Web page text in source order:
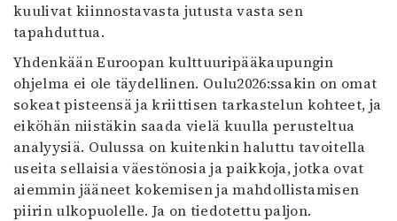
kuulivat kiinnostavasta jutusta vasta sen
tapahduttua.
Yhdenkään Euroopan kulttuuripääkaupungin
ohjelma ei ole täydellinen. Oulu2026:ssakin on omat
sokeat pisteensä ja kriittisen tarkastelun kohteet, ja
eiköhän niistäkin saada vielä kuulla perusteltua
analyysiä. Oulussa on kuitenkin haluttu tavoitella
useita sellaisia väestönosia ja paikkoja, jotka ovat
aiemmin jääneet kokemisen ja mahdollistamisen
piirin ulkopuolelle. Ja on tiedotettu paljon.